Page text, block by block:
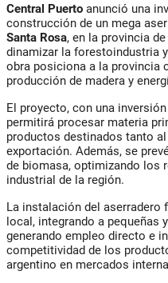
Central Puerto anunció una
construcción de un mega
Santa Rosa, en la provincia
dinamizar la forestoindustria
obra posiciona a la provincia
producción de madera y
El proyecto, con una
permitirá procesar materia
productos destinados tanto
exportación. Además, se
de biomasa, optimizando los
industrial de la región.
La instalación del aserradero
local, integrando a pequeñas
generando empleo directo e
competitividad de los
argentino en mercados